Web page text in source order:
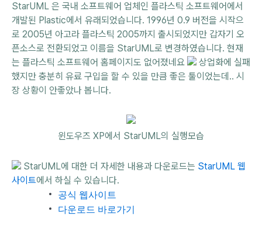
StarUML 은 국내 소프트웨어 업체인 플라스틱 소프트웨어에서
개발된 Plastic에서 유래되었습니다. 1996년 0.9 버전을 시작으
로 2005년 아고라 플라스틱 2005까지 출시되었지만 갑자기 오
픈소스로 전환되었고 이름을 StarUML로 변경하였습니다. 현재
는 플라스틱 소프트웨어 홈페이지도 없어졌네요
상업화에 실패
했지만 충분히 유료 구입을 할 수 있을 만큼 좋은 툴이었는데.. 시
장 상황이 안좋았나 봅니다.
윈도우즈 XP에서 StarUML의 실행모습
StarUML에 대한 더 자세한 내용과 다운로드는 StarUML 웹
사이트에서 하실 수 있습니다.
공식 웹사이트
다운로드 바로가기